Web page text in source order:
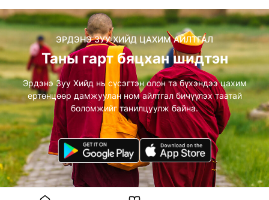
ЭРДЭНЭ ЗУУ ХИЙД ЦАХИМ АЙЛТГАЛ
Таны гарт бяцхан шидтэн
Эрдэнэ Зуу Хийд нь сүсэгтэн олон та бүхэндээцахим
ертөнцөөр дамжуулан ном айлтгал бичүүлэх таатай
боломжийг танилцуулж байна.